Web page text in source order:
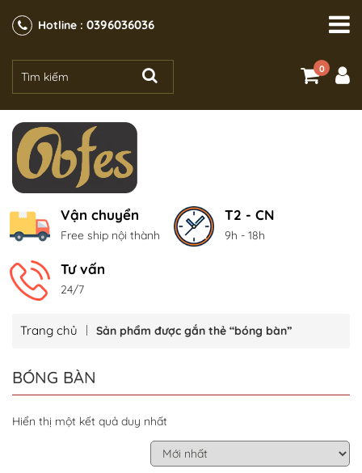
Hotline : 0396036036
0
Vận chuyển
Free ship nội thành
T2 - CN
9h - 18h
Tư vấn
24/7
Trang chủ Sản phẩm được gắn thẻ “bóng bàn”
BÓNG BÀN
Hiển thị một kết quả duy nhất